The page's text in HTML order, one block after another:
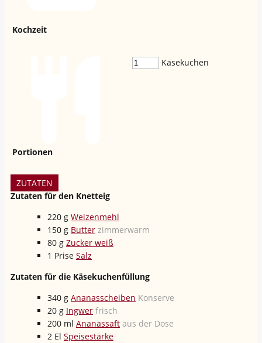
Kochzeit
Portionen
Käsekuchen
ZUTATEN
Zutaten für den Knetteig
220 g Weizenmehl
150 g Butter zimmerwarm
80 g Zucker weiß
1 Prise Salz
Zutaten für die Käsekuchenfüllung
340 g Ananasscheiben Konserve
20 g Ingwer frisch
200 ml Ananassaft aus der Dose
2 El Speisestärke